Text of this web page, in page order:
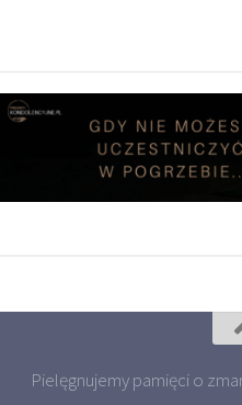
Pielęgnujemy pamięci o